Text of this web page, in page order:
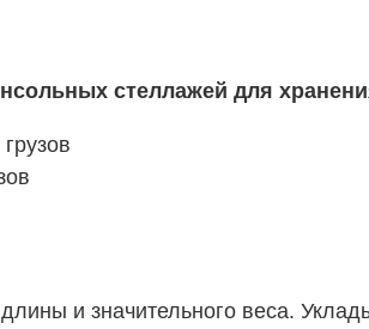
стеллажей для
и значительного веса.